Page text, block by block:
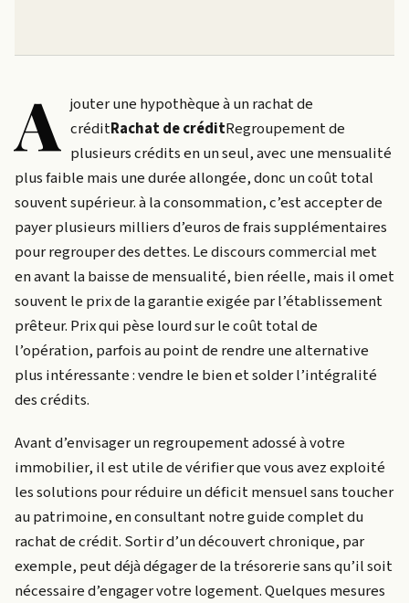
A jouter une hypothèque à unrachat de
créditRachat de créditRegroupement de
plusieurs crédits en un seul, avec une mensualité
plus faible mais une durée allongée, donc un coût total
souvent supérieur.à la consommation, c’est accepter de
payer plusieurs milliers d’euros de frais supplémentaires
pour regrouper des dettes. Le discours commercial met
en avant la baisse de mensualité, bien réelle, mais il omet
souvent le prix de la garantie exigée par l’établissement
prêteur. Prix qui pèse lourd sur le coût total de
l’opération, parfois au point de rendre une alternative
plus intéressante : vendre le bien et solder l’intégralité
des crédits.
Avant d’envisager un regroupement adossé à votre
immobilier, il est utile de vérifier que vous avez exploité
les solutions pour réduire un déficit mensuel sans toucher
au patrimoine, en consultant notre guide complet du
rachat de crédit. Sortir d’un découvert chronique, par
exemple, peut déjà dégager de la trésorerie sans qu’il soit
nécessaire d’engager votre logement. Quelques mesures